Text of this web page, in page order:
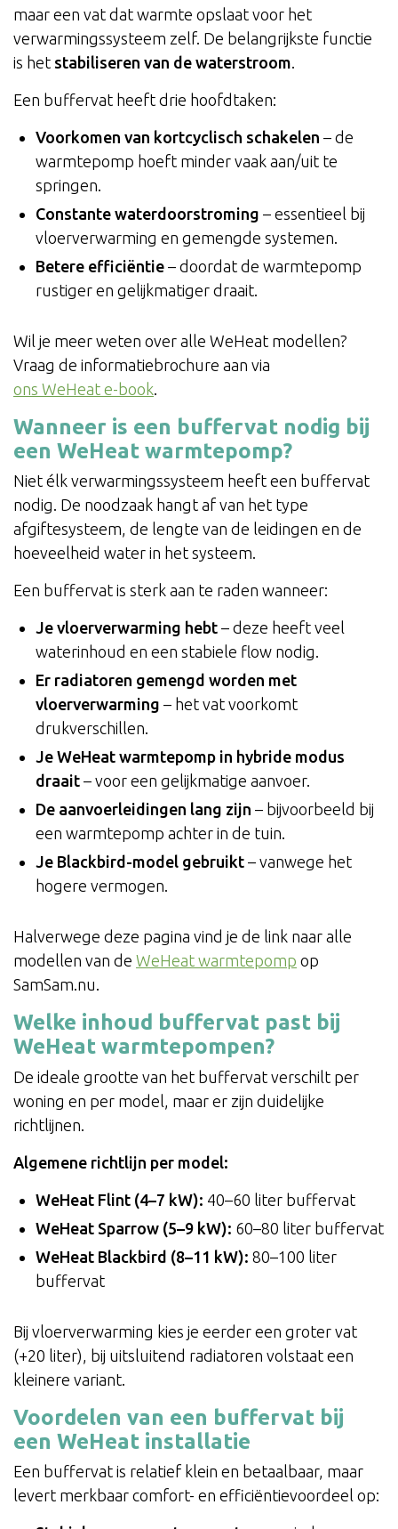
maar een vat dat warmte opslaat voor het
verwarmingssysteem zelf. De belangrijkste functie
is het stabiliseren van de waterstroom
Een buffervat heeft drie hoofdtaken:
Voorkomen van kortcyclisch schakelen – de
warmtepomp hoeft minder vaak aan/uit te
springen.
Constante waterdoorstroming – essentieel bij
vloerverwarming en gemengde systemen.
Betere efficiëntie – doordat de warmtepomp
rustiger en gelijkmatiger draait.
Wil je meer weten over alle WeHeat modellen?
Vraag de informatiebrochure aan via
ons WeHeat e-book
Wanneer is een buffervat nodig bij
een WeHeat warmtepomp?
Niet élk verwarmingssysteem heeft een buffervat
nodig. De noodzaak hangt af van het type
afgiftesysteem, de lengte van de leidingen en de
hoeveelheid water in het systeem.
Een buffervat is sterk aan te raden wanneer:
Je vloerverwarming hebt – deze heeft veel
waterinhoud en een stabiele flow nodig.
Er radiatoren gemengd worden met
vloerverwarming – het vat voorkomt
drukverschillen.
Je WeHeat warmtepomp in hybride modus
draait – voor een gelijkmatige aanvoer.
De aanvoerleidingen lang zijn – bijvoorbeeld bij
een warmtepomp achter in de tuin.
Je Blackbird-model gebruikt – vanwege het
hogere vermogen.
Halverwege deze pagina vind je de link naar alle
modellen van de WeHeat warmtepomp op
SamSam.nu.
Welke inhoud buffervat past bij
WeHeat warmtepompen?
De ideale grootte van het buffervat verschilt per
woning en per model, maar er zijn duidelijke
richtlijnen.
Algemene richtlijn per model:
WeHeat Flint (4–7 kW): 40–60 liter buffervat
WeHeat Sparrow (5–9 kW): 60–80 liter buffervat
WeHeat Blackbird (8–11 kW): 80–100 liter
buffervat
Bij vloerverwarming kies je eerder een groter vat
(+20 liter), bij uitsluitend radiatoren volstaat een
kleinere variant.
Voordelen van een buffervat bij
een WeHeat installatie
Een buffervat is relatief klein en betaalbaar, maar
levert merkbaar comfort- en efficiëntievoordeel op: